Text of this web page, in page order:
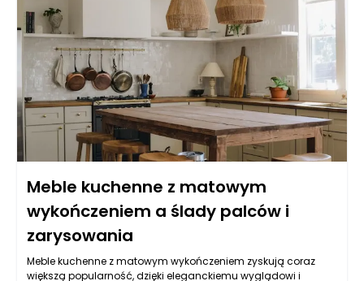
Meble kuchenne z matowym
wykończeniem a ślady palców i
zarysowania
Meble kuchenne z matowym wykończeniem zyskują coraz
większą popularność, dzięki eleganckiemu wyglądowi i